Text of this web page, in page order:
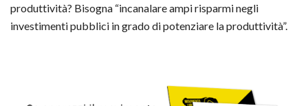
produttività? Bisogna “incanalare ampi risparmi negli
investimenti pubblici in grado di potenziare la produttività”.